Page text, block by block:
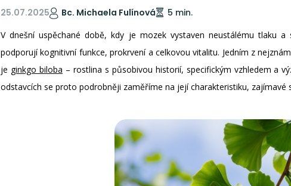
25.07.2025 Bc. Michaela Fulínová 5 min.
V dnešní uspěchané době, kdy je mozek vystaven neustálému tlaku
podporují kognitivní funkce, prokrvení a celkovou vitalitu. Jedním z
je ginkgo biloba – rostlina s působivou historií, specifickým vzhledem a
odstavcích se proto podrobněji zaměříme na její charakteristiku, zajímavé